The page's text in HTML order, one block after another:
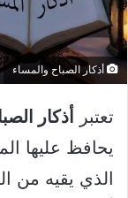
أذكار الصباح والمساء
تعتبر أذكار
يحافظ عليها
الذي يقيه من